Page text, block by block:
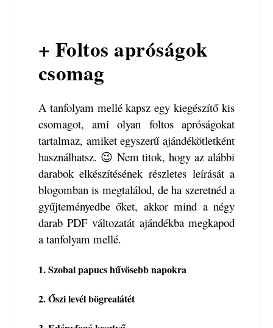
+ Foltos apróságok
csomag
A tanfolyam mellé kapsz egy kiegészítő kis
csomagot, ami olyan foltos apróságokat
tartalmaz, amiket egyszerű ajándékötletként
használhatsz. 😉 Nem titok, hogy az alábbi
darabok elkészítésének részletes leírását a
blogomban is megtalálod, de ha szeretnéd a
gyűjteményedbe őket, akkor mind a négy
darab PDF változatát ajándékba megkapod
a tanfolyam mellé.
1.Szobai papucs hűvösebb napokra
2.Őszi levél bögrealátét